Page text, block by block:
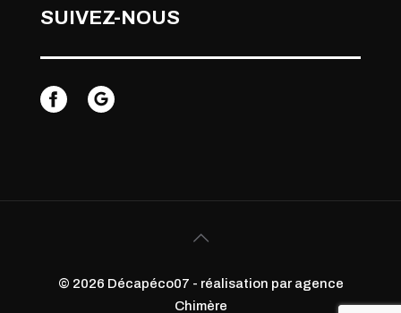
SUIVEZ-NOUS
© 2026 Décapéco07 - réalisation par agence
Chimère